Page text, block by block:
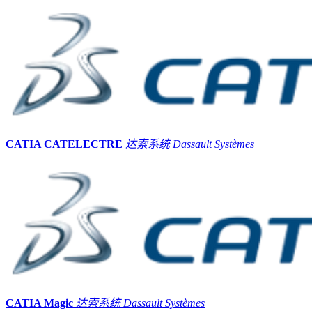
CATIA CATELECTRE 达索系统 Dassault Systèmes
CATIA Magic 达索系统 Dassault Systèmes